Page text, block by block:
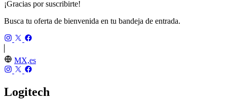
¡Gracias por suscribirte!
Busca tu oferta de bienvenida en tu bandeja de entrada.
MX,es
Logitech